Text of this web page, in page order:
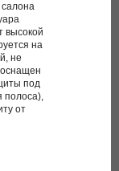
высокой
на
не
оснащен
под
полоса),
от